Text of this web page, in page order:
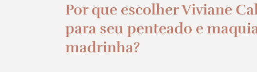
Por que escolher Viviane
para seu penteado e
madrinha?